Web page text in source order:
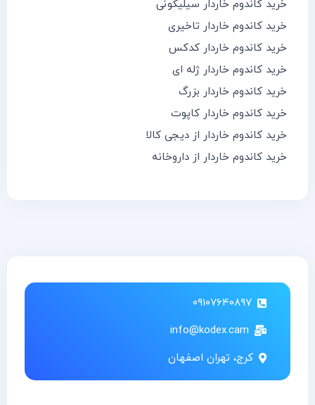
خرید کاندوم خاردار سیلیکونی
خرید کاندوم خاردار تاخیری
خرید کاندوم خاردار کدکس
خرید کاندوم خاردار ژله ای
خرید کاندوم خاردار بزرگ
خرید کاندوم خاردار کاپوت
خرید کاندوم خاردار از دیجی کالا
خرید کاندوم خاردار از داروخانه
۰۹۱۰۷۶۴۰۸۹۷
info@kodex.cam
کرج، تهران اصفهان